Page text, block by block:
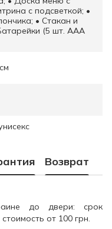
с подсветкой; •
• Стакан и
(5 шт. ААА
Возврат
до двери: срок
от 100 грн.